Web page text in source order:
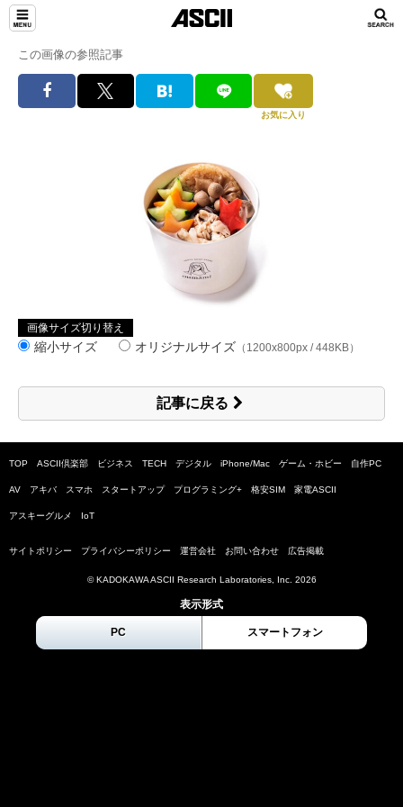
この画像の参照記事
お気に入り
画像サイズ切り替え
縮小サイズ オリジナルサイズ （1200x800px / 448KB）
記事に戻る
TOP ASCII倶楽部 ビジネス TECH デジタル iPhone/Mac ゲーム・ホビー 自作PC
AV アキバ スマホ スタートアップ プログラミング+ 格安SIM 家電ASCII
アスキーグルメ IoT
サイトポリシー プライバシーポリシー 運営会社 お問い合わせ 広告掲載
© KADOKAWA ASCII Research Laboratories, Inc. 2026
表示形式
PC スマートフォン